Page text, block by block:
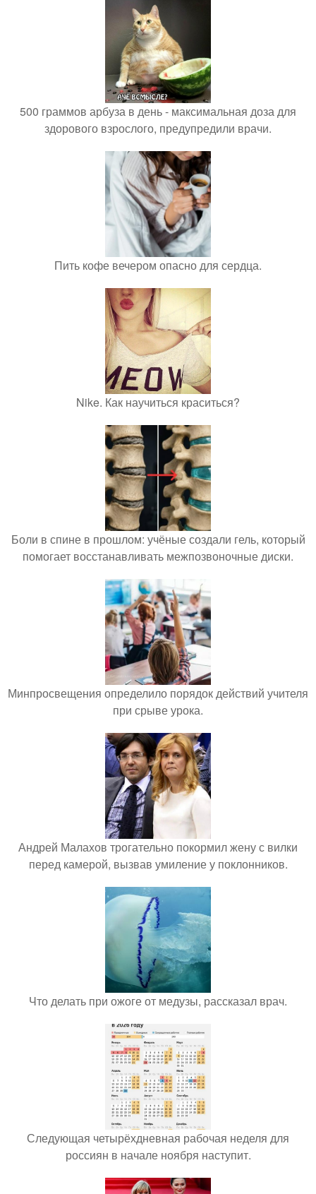
500 граммов арбуза в день - максимальная доза для
здорового взрослого, предупредили врачи.
Пить кофе вечером опасно для сердца.
Nike. Как научиться краситься?
Боли в спине в прошлом: учёные создали гель, который
помогает восстанавливать межпозвоночные диски.
Минпросвещения определило порядок действий учителя
при срыве урока.
Андрей Малахов трогательно покормил жену с вилки
перед камерой, вызвав умиление у поклонников.
Что делать при ожоге от медузы, рассказал врач.
Следующая четырёхдневная рабочая неделя для
россиян в начале ноября наступит.